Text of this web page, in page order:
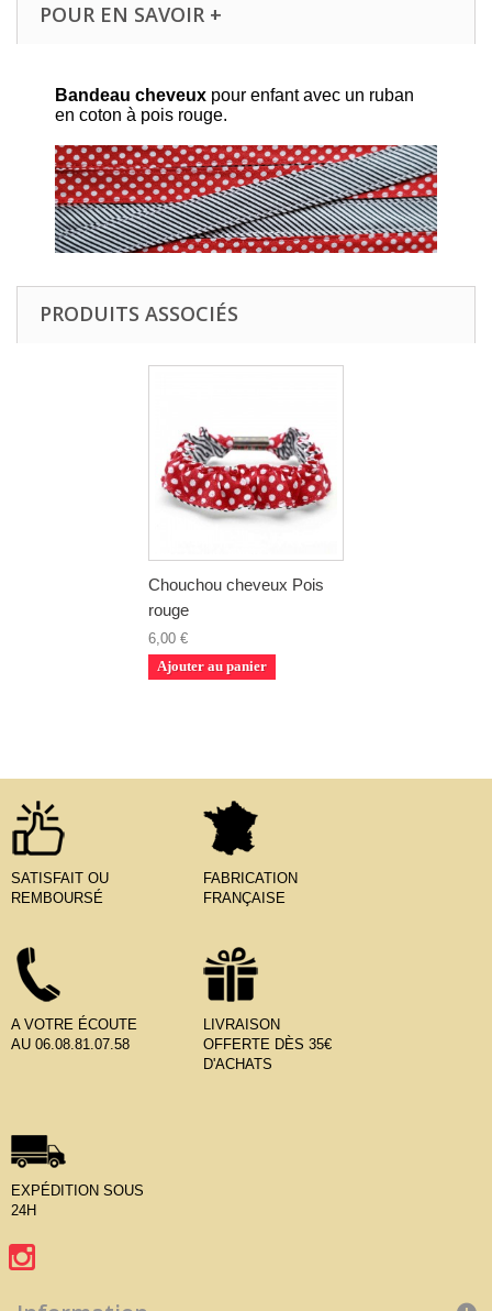
POUR EN SAVOIR +
Bandeau cheveux pour enfant avec un ruban
en coton à pois rouge.
PRODUITS ASSOCIÉS
Chouchou cheveux Pois
rouge
6,00 €
Ajouter au panier
SATISFAIT OU
REMBOURSÉ
FABRICATION
FRANÇAISE
A VOTRE ÉCOUTE
AU 06.08.81.07.58
LIVRAISON
OFFERTE DÈS 35€
D'ACHATS
EXPÉDITION SOUS
24H